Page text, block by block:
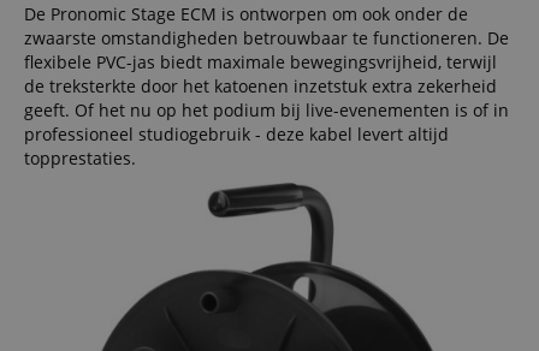
De Pronomic Stage ECM is ontworpen om ook onder de
zwaarste omstandigheden betrouwbaar te functioneren. De
flexibele PVC-jas biedt maximale bewegingsvrijheid, terwijl
de treksterkte door het katoenen inzetstuk extra zekerheid
geeft. Of het nu op het podium bij live-evenementen is of in
professioneel studiogebruik - deze kabel levert altijd
topprestaties.